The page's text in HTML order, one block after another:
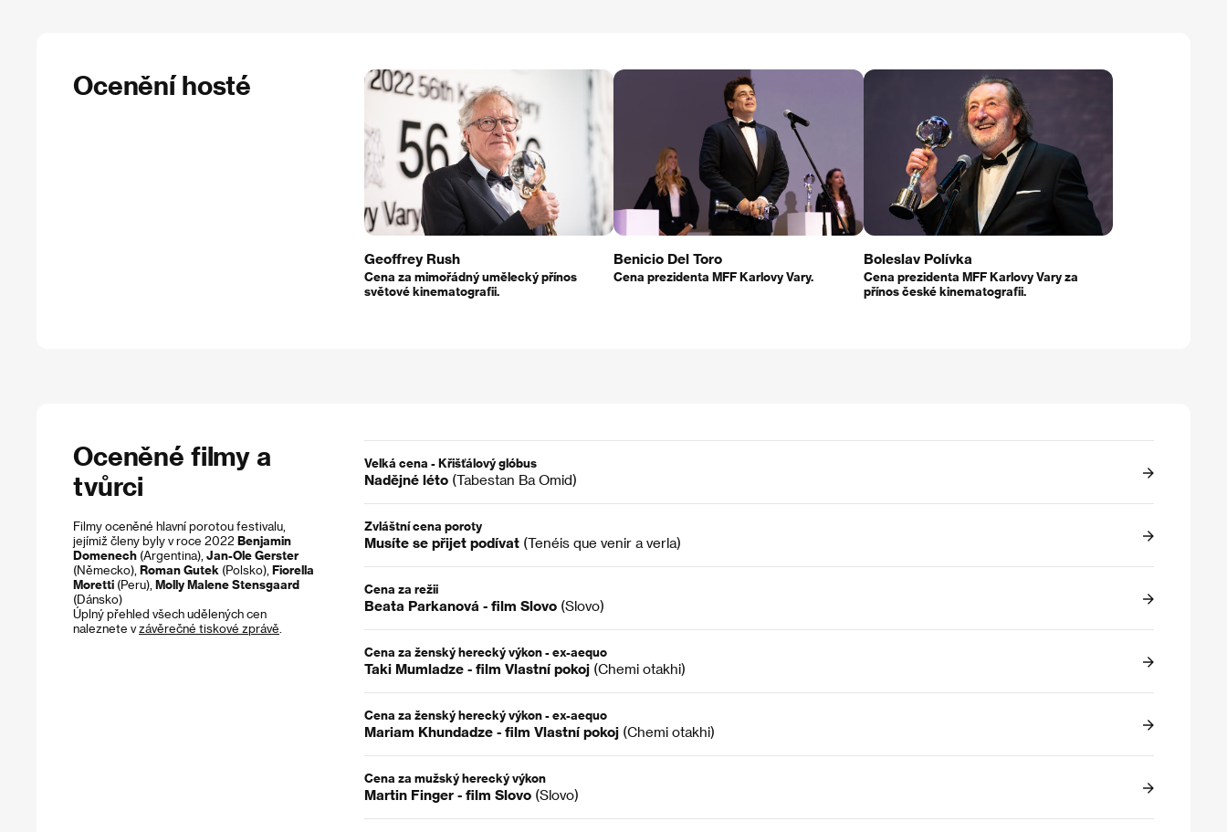
Ocenění hosté
Geoffrey Rush
Cena za mimořádný umělecký přínos
světové kinematografii.
Benicio Del Toro
Cena prezidenta MFF Karlovy Vary.
Boleslav Polívka
Cena prezidenta MFF Karlovy Vary za
přínos české kinematografii.
Oceněné filmy a
tvůrci
Filmy oceněné hlavní porotou festivalu,
jejímiž členy byly v roce 2022 Benjamin
Domenech (Argentina), Jan-Ole Gerster
(Německo), Roman Gutek (Polsko), Fiorella
Moretti (Peru), Molly Malene Stensgaard
(Dánsko)
Úplný přehled všech udělených cen
naleznete vzávěrečné tiskové zprávě
Velká cena - Křišťálový glóbus
Nadějné léto (Tabestan Ba Omid)
Zvláštní cena poroty
Musíte se přijet podívat (Tenéis que venir a verla)
Cena za režii
Beata Parkanová - film Slovo (Slovo)
Cena za ženský herecký výkon - ex-aequo
Taki Mumladze - film Vlastní pokoj (Chemi otakhi)
Cena za ženský herecký výkon - ex-aequo
Mariam Khundadze - film Vlastní pokoj (Chemi otakhi)
Cena za mužský herecký výkon
Martin Finger - film Slovo (Slovo)